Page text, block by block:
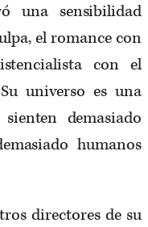
una sensibilidad
el romance con
con el
universo es una
demasiado
humanos
directores de su